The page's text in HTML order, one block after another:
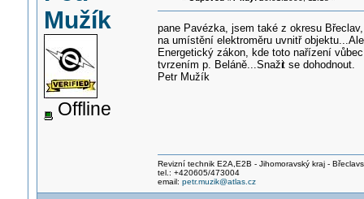
Mužík
Offline
pane Pavézka, jsem také z okresu
na umístění elektroměru uvnitř
Energetický zákon, kde toto nařízení
tvrzením p. Beláně...Snažit se dohodnout.
Petr Mužík
Revizní technik E2A,E2B - Jihomoravský kraj -
tel.: +420605/473004
email: petr.muzik@atlas.cz